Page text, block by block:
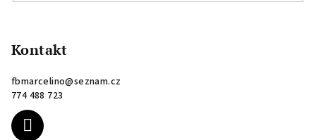
Kontakt
fbmarcelino@seznam.cz
774 488 723